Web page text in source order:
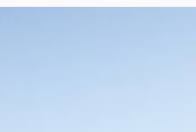
e durabilidade em um único conjunto.